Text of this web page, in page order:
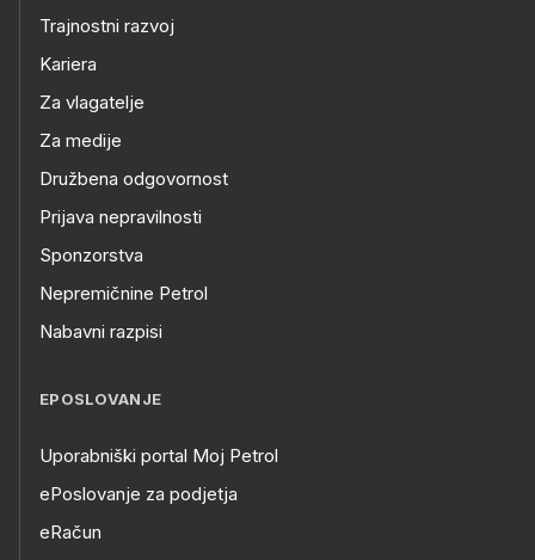
Trajnostni razvoj
Kariera
Za vlagatelje
Za medije
Družbena odgovornost
Prijava nepravilnosti
Sponzorstva
Nepremičnine Petrol
Nabavni razpisi
EPOSLOVANJE
Uporabniški portal Moj Petrol
ePoslovanje za podjetja
eRačun